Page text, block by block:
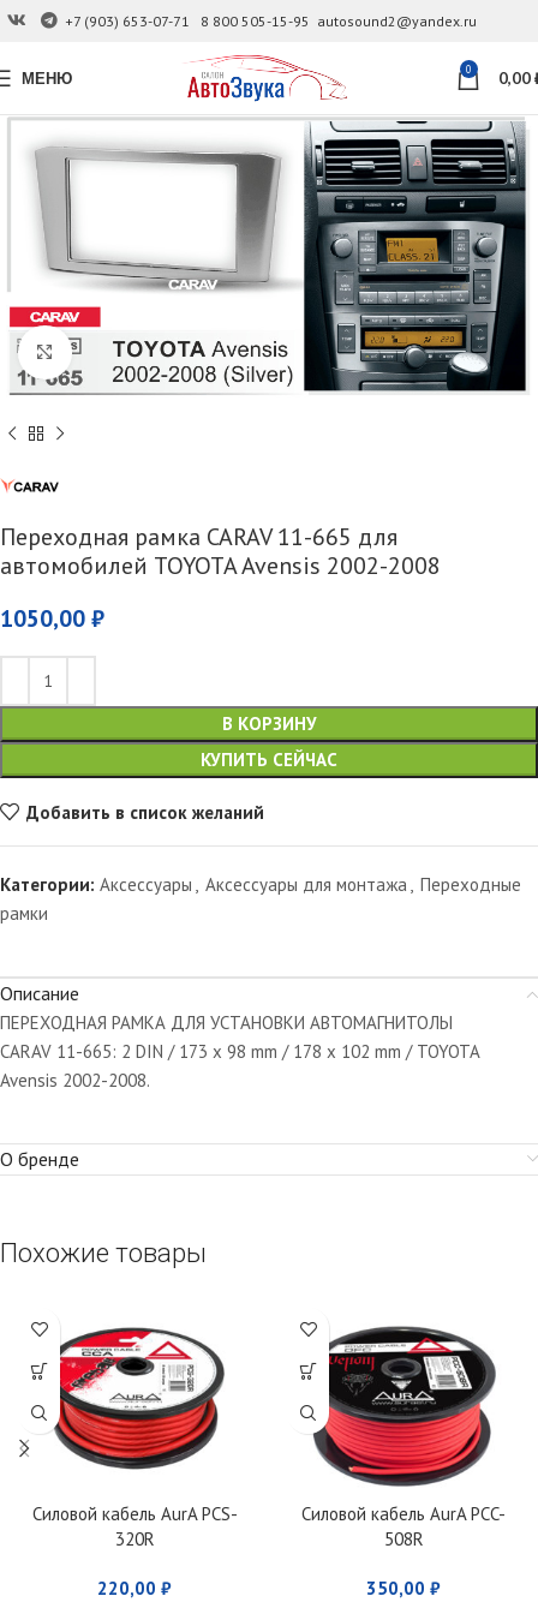
+7 (903) 653-07-71 8 800 505-15-95 autosound2@yandex.ru
МЕНЮ 0 0,00
Увеличить
Переходная рамка CARAV 11-665 для
автомобилей TOYOTA Avensis 2002-2008
1050,00 ₽
В КОРЗИНУ
КУПИТЬ СЕЙЧАС
Добавить в список желаний
Категории: Аксессуары , Аксессуары для монтажа , Переходные
рамки
Описание
ПЕРЕХОДНАЯ РАМКА ДЛЯ УСТАНОВКИ АВТОМАГНИТОЛЫ
CARAV 11-665: 2 DIN / 173 x 98 mm / 178 x 102 mm / TOYOTA
Avensis 2002-2008.
О бренде
Похожие товары
Силовой кабель AurA PCS-
320R
220,00 ₽
Силовой кабель AurA PCC-
508R
350,00 ₽